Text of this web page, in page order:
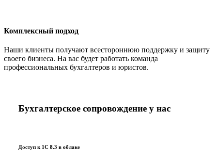
Комплексный подход
Наши клиенты получают всестороннюю поддержку и защиту
своего бизнеса. На вас будет работать команда
профессиональных бухгалтеров и юристов.
Бухгалтерское сопровождение у нас
Доступ к 1С 8.3 в облаке